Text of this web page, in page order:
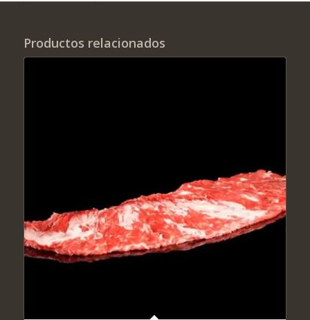
Productos relacionados